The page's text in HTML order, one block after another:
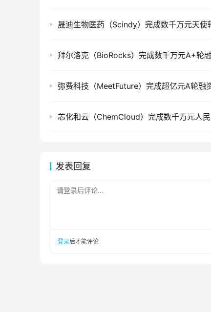
晟迪生物医药（Scindy）完成数千万元天使
拜尔洛克（BioRocks）完成数千万元A+轮
弥费科技（MeetFuture）完成超亿元A轮融
发表回复
请登录后评论...
登录后才能评论